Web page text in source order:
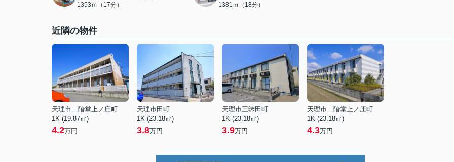
1353ｍ（17分） 1381ｍ（18分）
近隣の物件
天理市二階堂上ノ庄町
1K (19.87㎡)
4.2万円
天理市田町
1K (23.18㎡)
3.8万円
天理市三昧田町
1K (23.18㎡)
3.9万円
天理市二階堂上ノ庄町
1K (23.18㎡)
4.3万円